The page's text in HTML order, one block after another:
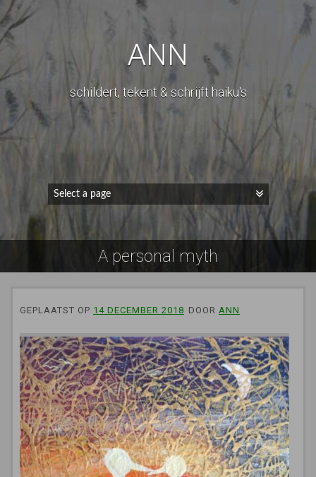
ANN
schildert, tekent & schrijft haiku's
A personal myth
GEPLAATST OP 14 DECEMBER 2018 DOOR ANN